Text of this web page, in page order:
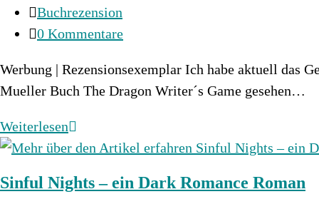
veröffentlicht:
Beitrags-
Kategorie:
Buchrezension
Beitrags-
0 Kommentare
Werbung | Rezensionsexemplar Ich habe aktuell das
Mueller Buch The Dragon Writer´s Game gesehen…
WeiterlesenThe
Dragon
´s
Sinful Nights – ein Dark Romance Roman